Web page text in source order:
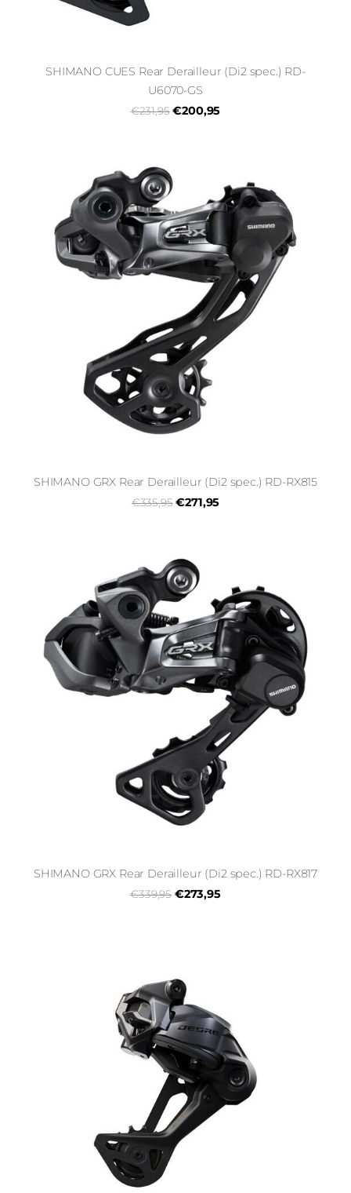
SHIMANO CUES Rear Derailleur (Di2 spec.) RD-
U6070-GS
€231,95 €200,95
SHIMANO GRX Rear Derailleur (Di2 spec.) RD-RX815
€335,95 €271,95
SHIMANO GRX Rear Derailleur (Di2 spec.) RD-RX817
€339,95 €273,95